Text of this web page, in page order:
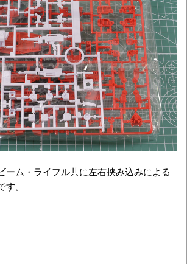
ーム・ライフル共に左右挟み込みによる
。